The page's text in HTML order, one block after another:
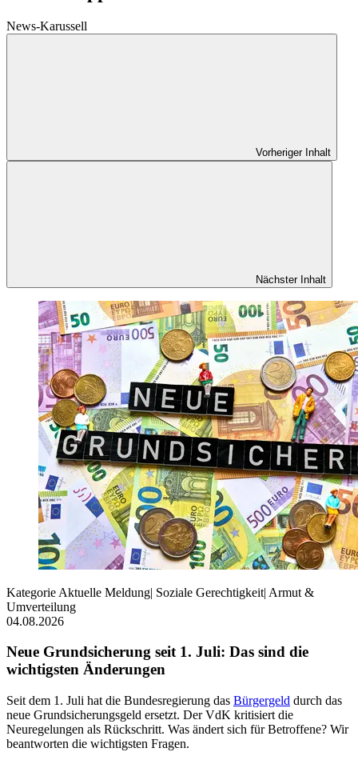
News-Karussell
Vorheriger Inhalt
Nächster Inhalt
Kategorie Aktuelle Meldung| Soziale Gerechtigkeit| Armut &
Umverteilung
04.08.2026
Neue Grundsicherung seit 1. Juli: Das sind die
wichtigsten Änderungen
Seit dem 1. Juli hat die Bundesregierung das Bürgergeld durch das
neue Grundsicherungsgeld ersetzt. Der VdK kritisiert die
Neuregelungen als Rückschritt. Was ändert sich für Betroffene? Wir
beantworten die wichtigsten Fragen.